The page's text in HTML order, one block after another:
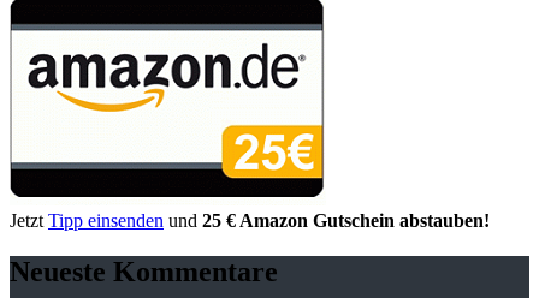
Jetzt Tipp einsenden und 25 € Amazon Gutschein abstauben!
Neueste Kommentare